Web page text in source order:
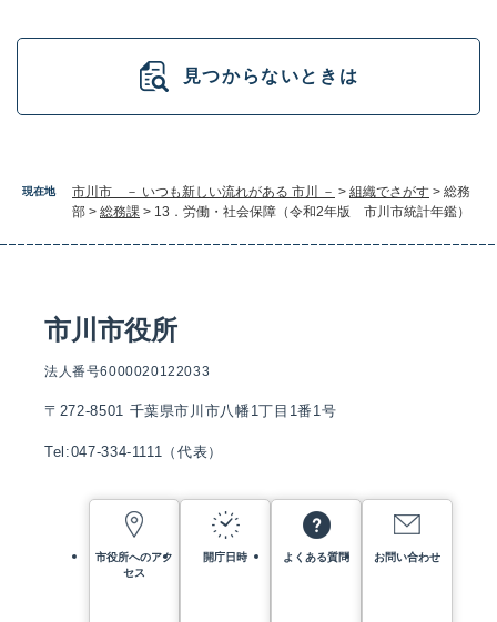
現在地 市川市 － いつも新しい流れがある 市川 － > 組織でさがす > 総務
部 > 総務課 > 13．労働・社会保障（令和2年版 市川市統計年鑑）
見つからないときは
市川市役所
法人番号6000020122033
〒272-8501 千葉県市川市八幡1丁目1番1号
Tel:047-334-1111（代表）
市役所へのアク
セス
開庁日時 よくある質問 お問い合わせ